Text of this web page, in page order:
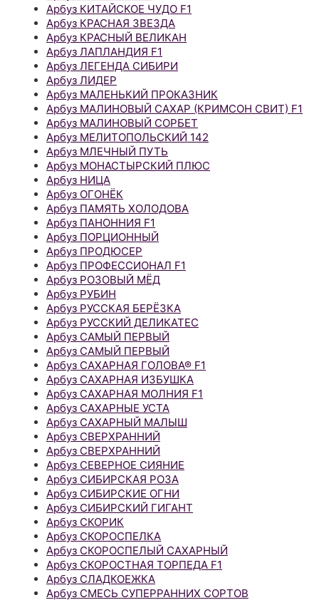
Арбуз КИТАЙСКОЕ ЧУДО F1
Арбуз КРАСНАЯ ЗВЕЗДА
Арбуз КРАСНЫЙ ВЕЛИКАН
Арбуз ЛАПЛАНДИЯ F1
Арбуз ЛЕГЕНДА СИБИРИ
Арбуз ЛИДЕР
Арбуз МАЛЕНЬКИЙ ПРОКАЗНИК
Арбуз МАЛИНОВЫЙ САХАР (КРИМСОН СВИТ) F1
Арбуз МАЛИНОВЫЙ СОРБЕТ
Арбуз МЕЛИТОПОЛЬСКИЙ 142
Арбуз МЛЕЧНЫЙ ПУТЬ
Арбуз МОНАСТЫРСКИЙ ПЛЮС
Арбуз НИЦА
Арбуз ОГОНЁК
Арбуз ПАМЯТЬ ХОЛОДОВА
Арбуз ПАНОННИЯ F1
Арбуз ПОРЦИОННЫЙ
Арбуз ПРОДЮСЕР
Арбуз ПРОФЕССИОНАЛ F1
Арбуз РОЗОВЫЙ МЁД
Арбуз РУБИН
Арбуз РУССКАЯ БЕРЁЗКА
Арбуз РУССКИЙ ДЕЛИКАТЕС
Арбуз САМЫЙ ПЕРВЫЙ
Арбуз САМЫЙ ПЕРВЫЙ
Арбуз САХАРНАЯ ГОЛОВА® F1
Арбуз САХАРНАЯ ИЗБУШКА
Арбуз САХАРНАЯ МОЛНИЯ F1
Арбуз САХАРНЫЕ УСТА
Арбуз САХАРНЫЙ МАЛЫШ
Арбуз СВЕРХРАННИЙ
Арбуз СВЕРХРАННИЙ
Арбуз СЕВЕРНОЕ СИЯНИЕ
Арбуз СИБИРСКАЯ РОЗА
Арбуз СИБИРСКИЕ ОГНИ
Арбуз СИБИРСКИЙ ГИГАНТ
Арбуз СКОРИК
Арбуз СКОРОСПЕЛКА
Арбуз СКОРОСПЕЛЫЙ САХАРНЫЙ
Арбуз СКОРОСТНАЯ ТОРПЕДА F1
Арбуз СЛАДКОЕЖКА
Арбуз СМЕСЬ СУПЕРРАННИХ СОРТОВ